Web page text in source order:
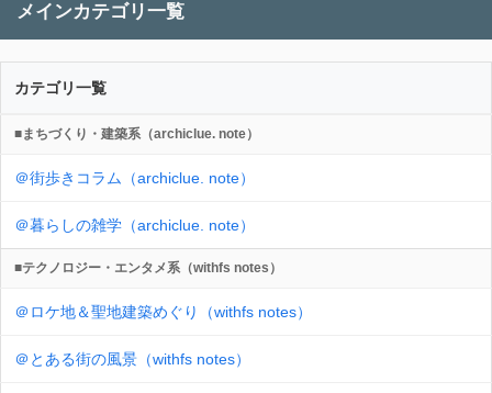
メインカテゴリ一覧
カテゴリ一覧
■まちづくり・建築系（archiclue. note）
＠街歩きコラム（archiclue. note）
＠暮らしの雑学（archiclue. note）
■テクノロジー・エンタメ系（withfs notes）
＠ロケ地＆聖地建築めぐり（withfs notes）
＠とある街の風景（withfs notes）